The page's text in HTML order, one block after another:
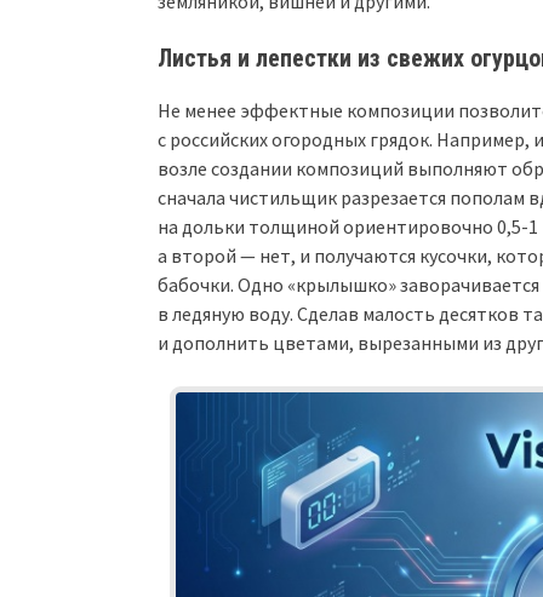
Листья и лепестки из свежих
Не менее эффектные композиции
с российских огородных грядок.
возле создании композиций выполняют
сначала чистильщик разрезается пополам
на дольки толщиной ориентировочно 0,5-
а второй — нет, и получаются кусочки,
бабочки. Одно «крылышко»
в ледяную воду. Сделав малость десятков
и дополнить цветами, вырезанными из